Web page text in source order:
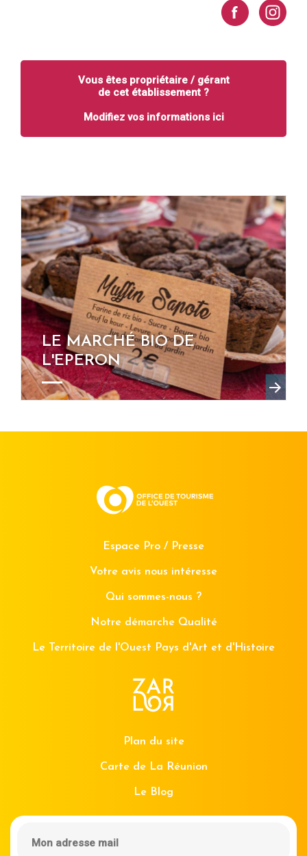
Vous êtes propriétaire / gérant
de cet établissement ?
Modifiez vos informations ici
LE MARCHÉ BIO DE
L'EPERON
Espace Pro / Presse
Votre avis nous intéresse
Qui sommes-nous ?
Notre démarche Qualité
Le Territoire de l'Ouest Pays d'Art et d'Histoire
Plan du site
Carte de La Réunion
Le Blog